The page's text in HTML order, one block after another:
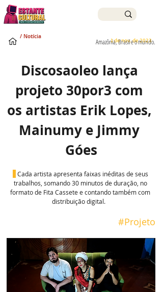
1 de nov. de 2023
Amazônia, Brasil e o mundo.
/ Notícia
Discosaoleo lança
projeto 30por3 com
os artistas Erik Lopes,
Mainumy e Jimmy
Góes
Cada artista apresenta faixas inéditas de seus
trabalhos, somando 30 minutos de duração, no
formato de Fita Cassete e contando também com
distribuição digital.
#Projeto